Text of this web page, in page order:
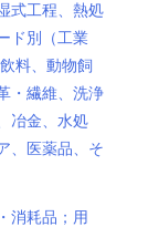
式工程、熱処
ド別（工業
料、動物飼
・繊維、洗浄
冶金、水処
、医薬品、そ
消耗品；用